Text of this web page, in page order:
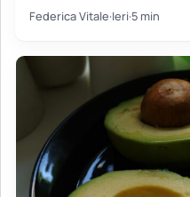
cento giovani Le proteine…
Federica Vitale·Ieri·5 min